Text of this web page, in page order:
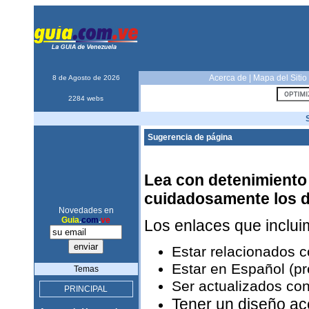
8 de Agosto de 2026 Acerca de Mapa del Sitio
2284 webs
Novedades en
Guia.com.ve
Temas
PRINCIPAL
Sugerencia de página
Lea con
cuidadosamente los
Los enlaces que
Estar relacionados
Estar en Español
Ser actualizados
Tener un diseño